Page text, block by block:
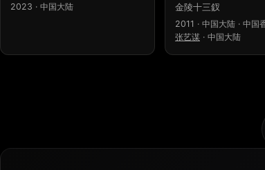
2023 · 中国大陆 金陵十三釵
2011 · 中国大陆 · 中国
张艺谋 · 中国大陆